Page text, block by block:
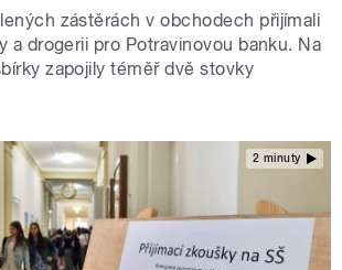
zástěrách v obchodech přijímali
a drogerii pro Potravinovou banku. Na
zapojily téměř dvě stovky
2 minuty